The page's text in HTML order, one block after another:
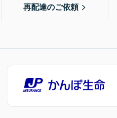
再配達のご依頼